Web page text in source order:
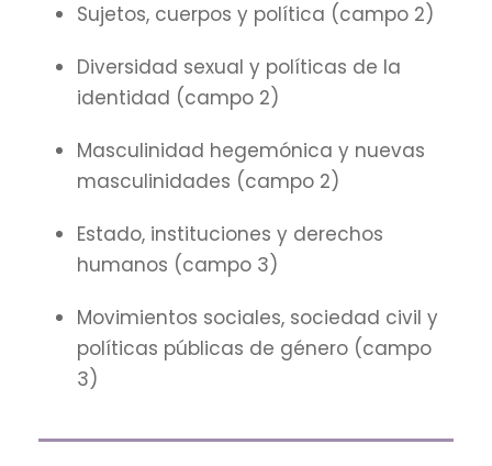
Sujetos, cuerpos y política (campo 2)
Diversidad sexual y políticas de la
identidad (campo 2)
Masculinidad hegemónica y nuevas
masculinidades (campo 2)
Estado, instituciones y derechos
humanos (campo 3)
Movimientos sociales, sociedad civil y
políticas públicas de género (campo
3)